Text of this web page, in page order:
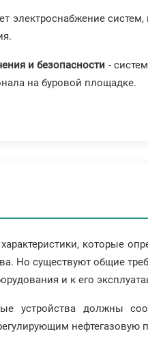
электроснабжение
и безопасности -
на буровой площадке.
которые
Но существуют общие
и к его
устройства должны
нефтегазовую